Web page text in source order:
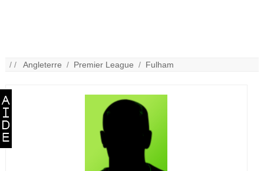
/ /Angleterre / Premier League / Fulham